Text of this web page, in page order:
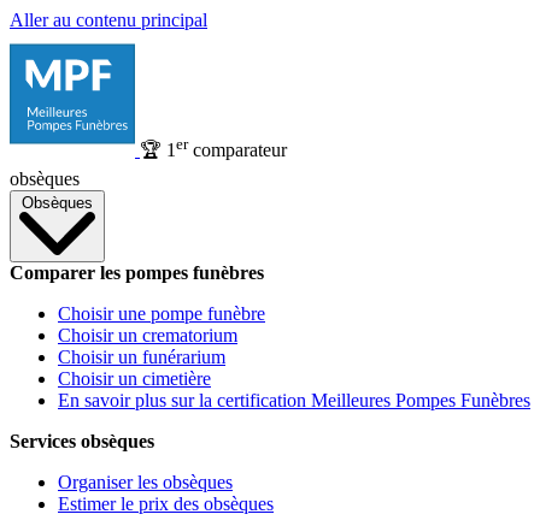
Aller au contenu principal
🏆 1 ercomparateur
obsèques
Obsèques
Comparer les pompes funèbres
Choisir une pompe funèbre
Choisir un crematorium
Choisir un funérarium
Choisir un cimetière
En savoir plus sur la certification Meilleures Pompes Funèbres
Services obsèques
Organiser les obsèques
Estimer le prix des obsèques